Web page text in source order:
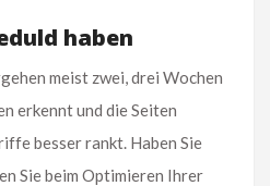
haben
meist zwei, drei Wochen
erkennt und die Seiten
besser rankt. Haben Sie
Sie beim Optimieren Ihrer